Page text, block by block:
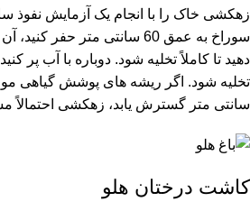
زهکشی خاک را با انجام یک آزمایش نفوذ
سوراخ به عمق 60 سانتی متر حفر
دهید تا کاملاً تخلیه شود. دوباره با آب پر
سانتی متر گسترش یابد، زهکشی احتمالاً
کاشت درختان هلو